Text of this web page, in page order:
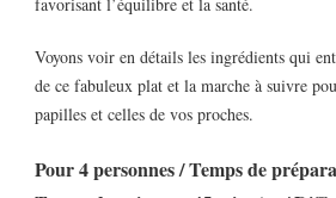
favorisant l’équilibre et la santé.
Voyons voir en détails les ingrédients qui
de ce fabuleux plat et la marche à suivre
papilles et celles de vos proches.
Pour 4 personnes / Temps de